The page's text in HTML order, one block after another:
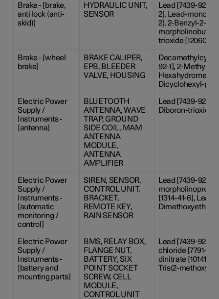
Brake - [brake,
anti lock (anti-
skid)]
HYDRAULIC UNIT,
SENSOR
Lead [7439-92-
2], Lead-
2], 2-Benzyl-2-
trioxide [12060-
Brake - [wheel
brake]
BRAKE CALIPER,
EPB, BLEEDER
VALVE, HOUSING
92-1], 2-
Dicyclohexyl-
Electric Power
Supply /
Instruments -
[antenna]
BLUETOOTH
ANTENNA, WAVE
TRAP, GROUND
SIDE COIL, MAM
ANTENNA
MODULE,
ANTENNA
AMPLIFIER
Lead [7439-92-
Diboron-trioxide
Electric Power
Supply /
Instruments -
[automatic
monitoring /
control]
SIREN, SENSOR,
CONTROL UNIT,
BRACKET,
REMOTE KEY,
RAIN SENSOR
Lead [7439-92-
[1314-41-6], Lead
Dimethoxyethane
Electric Power
Supply /
Instruments -
[battery and
mounting parts]
BMS, RELAY BOX,
FLANGE NUT,
BATTERY, SIX
POINT SOCKET
SCREW, CELL
MODULE,
CONTROL UNIT
Lead [7439-92-
chloride [7791-
dinitrate [10141-
Tris(2-